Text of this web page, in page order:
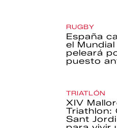
RUGBY
España
el
peleará
puesto
TRIATLÓN
XIV
Triathlon:
Sant